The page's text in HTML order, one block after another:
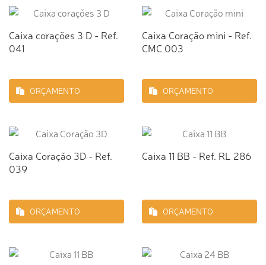
Caixa corações 3 D - Ref.
041
ORÇAMENTO
Caixa Coração mini - Ref.
CMC 003
ORÇAMENTO
Caixa Coração 3D - Ref.
039
ORÇAMENTO
Caixa 11 BB - Ref. RL 286
ORÇAMENTO